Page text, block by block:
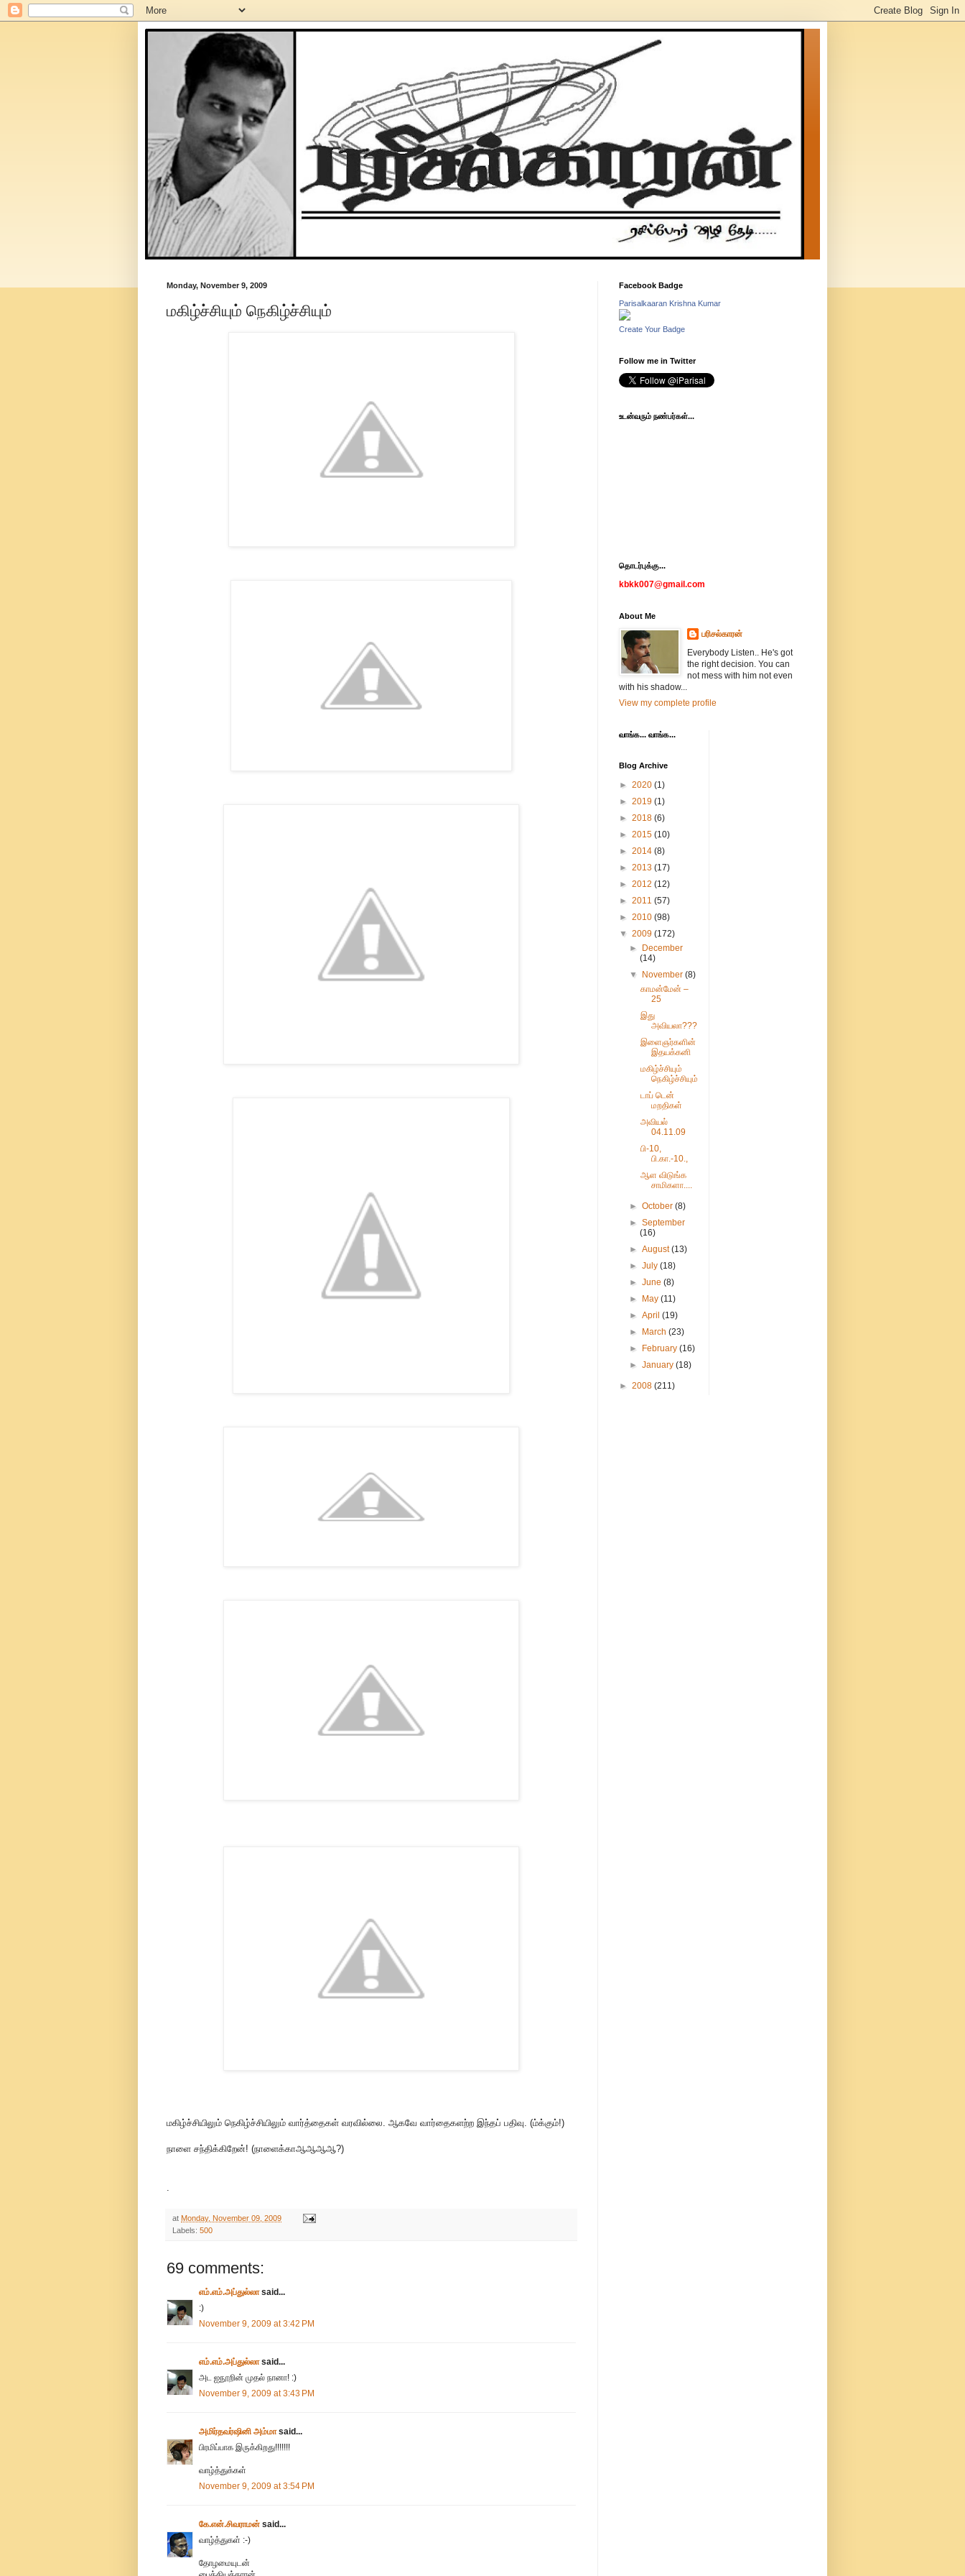
Monday, November 9, 2009
மகிழ்ச்சியும் நெகிழ்ச்சியும்
மகிழ்ச்சியிலும் நெகிழ்ச்சியிலும் வார்த்தைகள் வரவில்லை. ஆகவே வார்தைகளற்ற இந்தப் பதிவு. (ம்க்கும்!)
நாளை சந்திக்கிறேன்! (நாளைக்காஆஆஆஆ?)
at Monday, November 09, 2009
Labels: 500
69 comments:
எம்.எம்.அப்துல்லாsaid...
:)
November 9, 2009 at 3:42 PM
எம்.எம்.அப்துல்லாsaid...
அட ஐநூறின் முதல் நானா! :)
November 9, 2009 at 3:43 PM
அமிர்தவர்ஷினி அம்மாsaid...
பிரமிப்பாக இருக்கிறது!!!!!!!
வாழ்த்துக்கள்
November 9, 2009 at 3:54 PM
கே.என்.சிவராமன் said...
வாழ்த்துகள் :-)
தோழமையுடன்
Facebook Badge
Parisalkaaran Krishna Kumar
Create Your Badge
Follow me in Twitter
உடன்வரும் நண்பர்கள்...
தொடர்புக்கு...
kbkk007@gmail.com
About Me
பரிசல்காரன்
Everybody Listen.. He's got
the right decision. You can
not mess with him not even
with his shadow...
View my complete profile
வாங்க... வாங்க...
Blog Archive
► 2020 (1)
► 2019 (1)
► 2018 (6)
► 2015 (10)
► 2014 (8)
► 2013 (17)
► 2012 (12)
► 2011 (57)
► 2010 (98)
▼ 2009 (172)
►
December
(14)
▼
November(8)
காமன்மேன் –
25
இது
அவியலா???
இளைஞர்களின்
இதயக்கனி
மகிழ்ச்சியும்
நெகிழ்ச்சியும்
டாப் டென்
மறதிகள்
அவியல்
04.11.09
பி-10,
பி.கா.-10.,
ஆள விடுங்க
சாமிகளா....
►October(8)
►September
(16)
►August(13)
►July(18)
►June(8)
►
May(11)
►April(19)
►
March(23)
►
February(16)
►January(18)
► 2008 (211)